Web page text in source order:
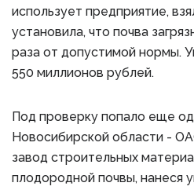
использует предприятие,
установила, что почва
раза от допустимой нормы.
550 миллионов рублей.
Под проверку попало еще
Новосибирской области -
завод строительных
плодородной почвы, нанеся